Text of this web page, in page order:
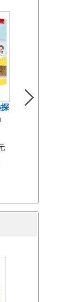
我是小曼蒂-陪